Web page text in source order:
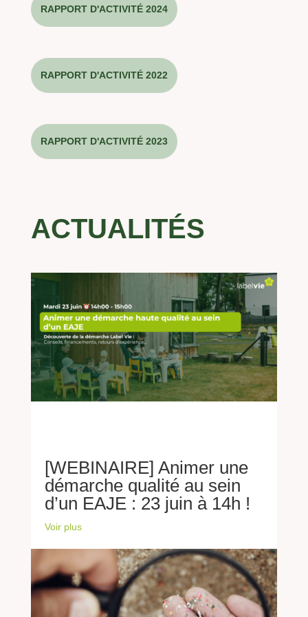
RAPPORT D'ACTIVITÉ 2024
RAPPORT D'ACTIVITÉ 2022
RAPPORT D'ACTIVITÉ 2023
ACTUALITÉS
[WEBINAIRE] Animer une
démarche qualité au sein
d’un EAJE : 23 juin à 14h !
Voir plus